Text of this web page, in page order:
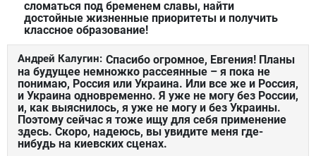
сломаться под бременем славы, найти
достойные жизненные приоритеты и получить
классное образование!
Андрей Калугин: Спасибо огромное, Евгения! Планы
на будущее немножко рассеянные – я пока не
понимаю, Россия или Украина. Или все же и Россия,
и Украина одновременно. Я уже не могу без России,
и, как выяснилось, я уже не могу и без Украины.
Поэтому сейчас я тоже ищу для себя применение
здесь. Скоро, надеюсь, вы увидите меня где-
нибудь на киевских сценах.